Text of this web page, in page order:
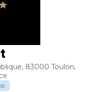
83000 Toulon,